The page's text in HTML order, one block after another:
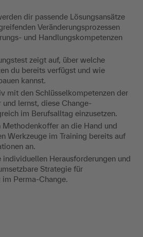
dir passende Lösungsansätze
Veränderungsprozessen
und Handlungskompetenzen
zeigt auf, über welche
du bereits verfügst und wie
kannst.
mit den Schlüsselkompetenzen der
und lernst, diese Change-
im Berufsalltag einzusetzen.
Methodenkoffer an die Hand und
Werkzeuge im Training bereits auf
an.
individuellen Herausforderungen und
Strategie für
Perma-Change.